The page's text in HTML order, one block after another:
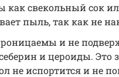
как свекольный сок
пыль, так как не
и не
и цероиды. Это
не испортится и не